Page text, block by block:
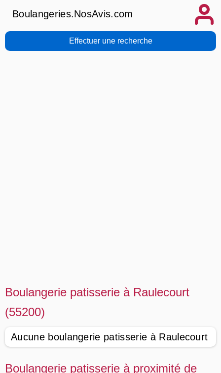
Boulangeries.NosAvis.com
Effectuer une recherche
Boulangerie patisserie à Raulecourt
(55200)
Aucune boulangerie patisserie à Raulecourt
Boulangerie patisserie à proximité de